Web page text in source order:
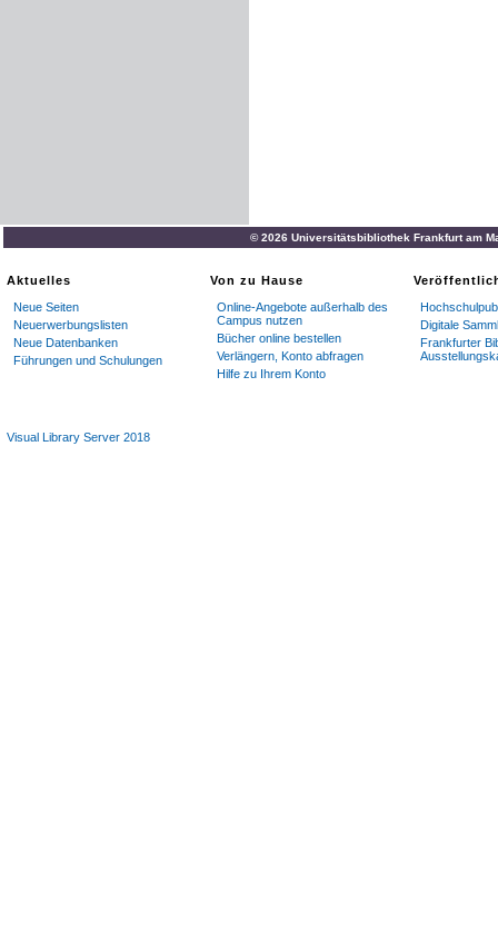
© 2026 Universitätsbibliothek Frankfurt am
Aktuelles
Neue Seiten
Neuerwerbungslisten
Neue Datenbanken
Führungen und Schulungen
Von zu Hause
Online-Angebote außerhalb des
Campus nutzen
Bücher online bestellen
Verlängern, Konto abfragen
Hilfe zu Ihrem Konto
Digitale
Frankfurter
Visual Library Server 2018